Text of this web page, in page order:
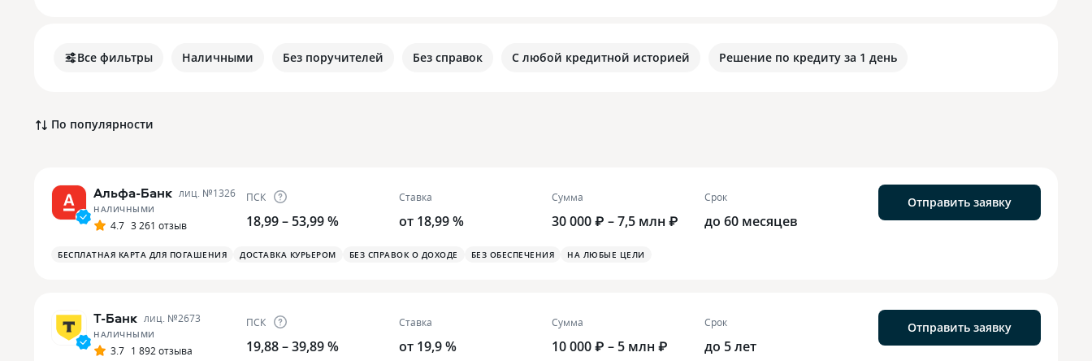
Все фильтры Наличными Без поручителей Без справок С любой кредитной историей Решение по кредиту за 1 день
По популярности
Альфа-Банк лиц. №1326
НАЛИЧНЫМИ
4.7 3 261 отзыв
ПСК
18,99 – 53,99 %
Ставка
от 18,99 %
Сумма
30 000 ₽ – 7,5 млн ₽
Срок
до 60 месяцев
Отправить заявку
БЕСПЛАТНАЯ КАРТА ДЛЯ ПОГАШЕНИЯ ДОСТАВКА КУРЬЕРОМ БЕЗ СПРАВОК О ДОХОДЕ БЕЗ ОБЕСПЕЧЕНИЯ НА ЛЮБЫЕ ЦЕЛИ
Т-Банк лиц. №2673
НАЛИЧНЫМИ
3.7 1 892 отзыва
ПСК
19,88 – 39,89 %
Ставка
от 19,9 %
Сумма
10 000 ₽ – 5 млн ₽
Срок
до 5 лет
Отправить заявку